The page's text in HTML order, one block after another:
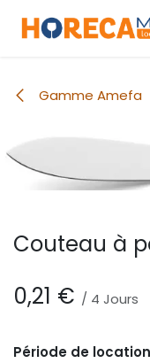
Gamme Amefa
Couteau à
0,21 € / 4 Jours
Période de location